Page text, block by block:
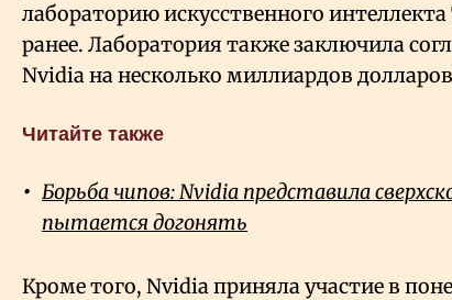
лабораторию искусственного
ранее. Лаборатория также заключила
Nvidia на несколько миллиардов
Читайте также
Борьба чипов: Nvidia представила
пытается догонять
Кроме того, Nvidia приняла участие в